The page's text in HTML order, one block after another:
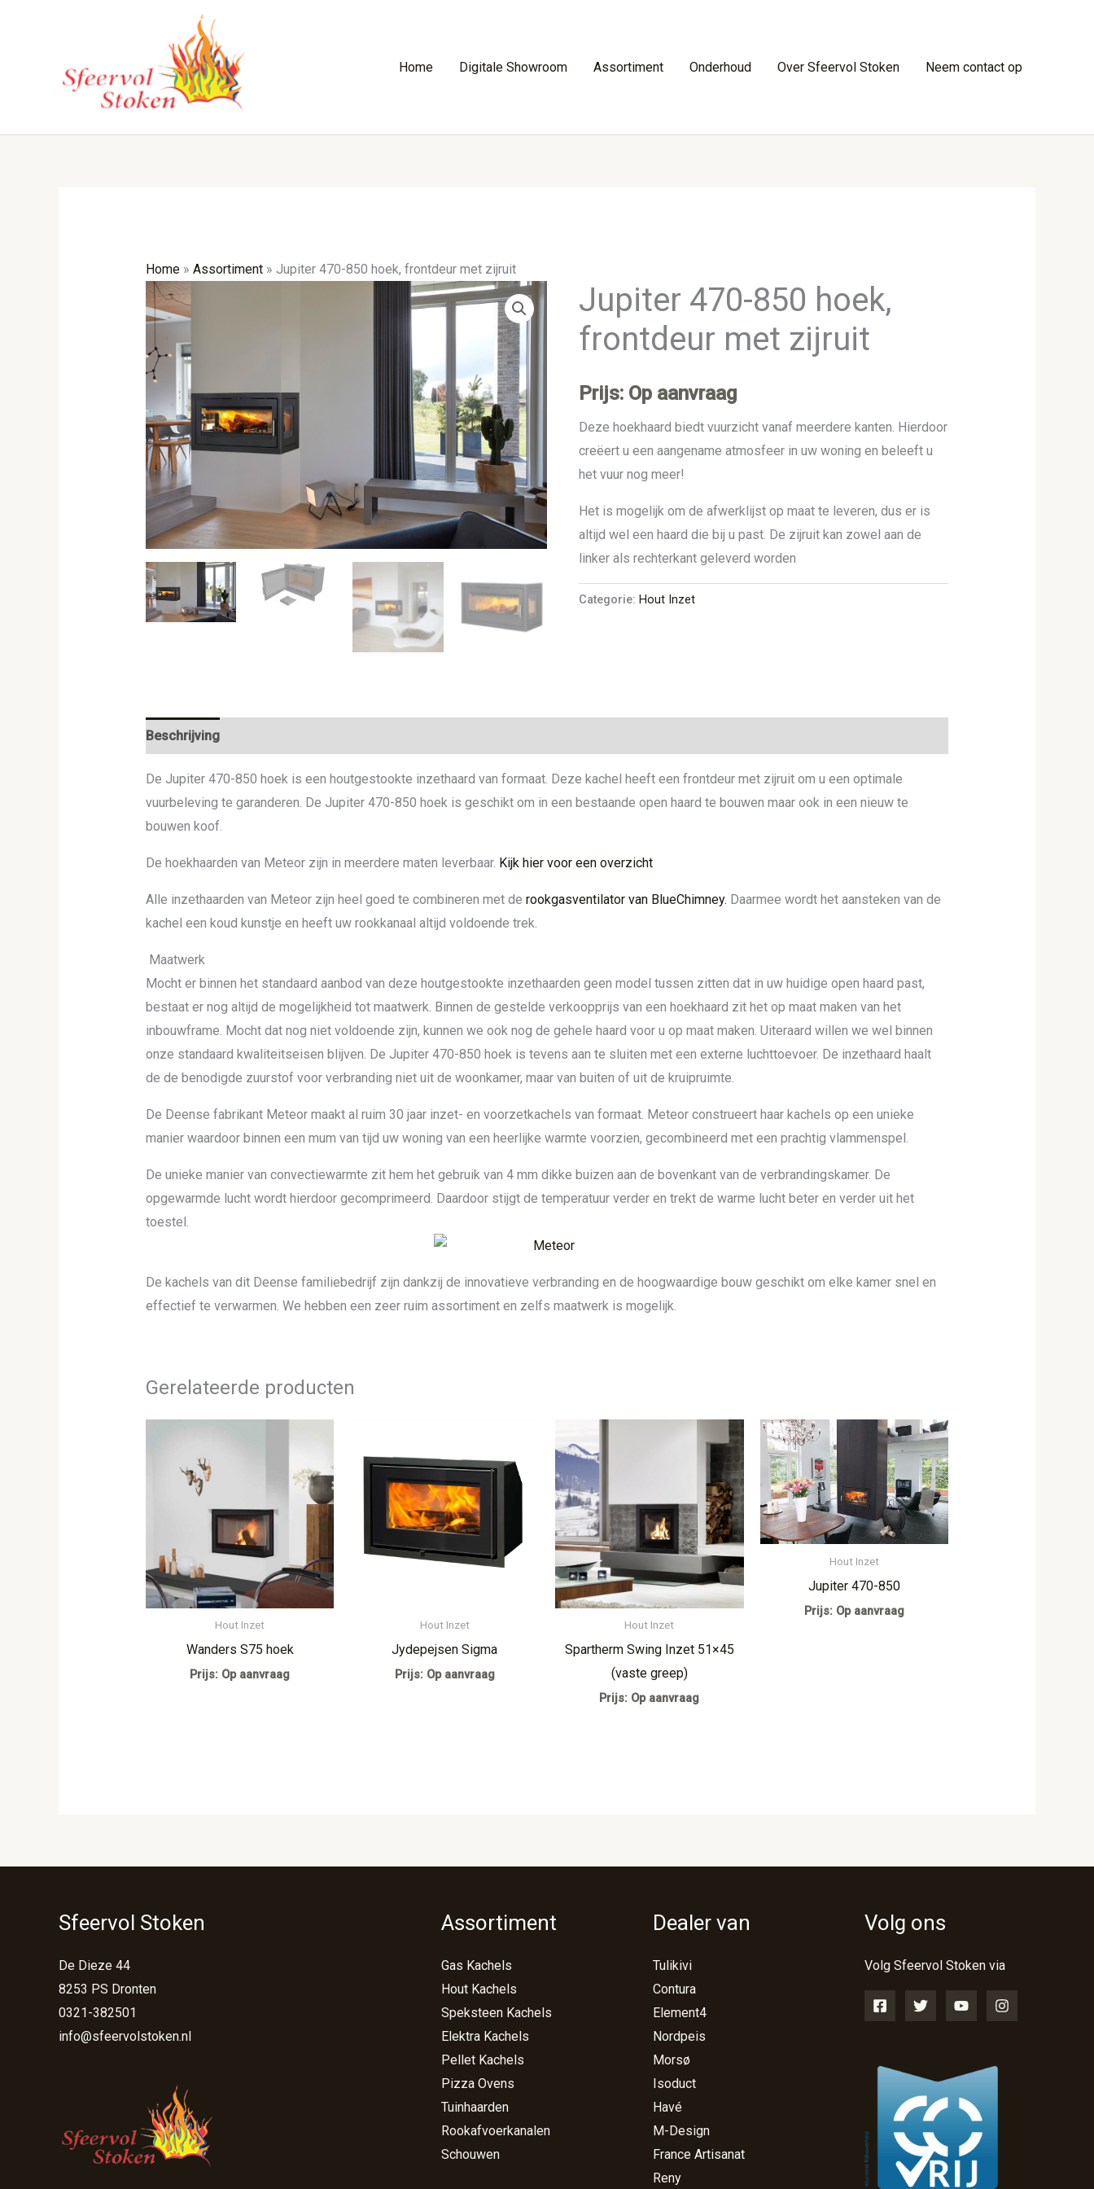
Home Digitale Showroom Assortiment Onderhoud Over Sfeervol Stoken Neem contact op
Home» Assortiment» Jupiter 470-850 hoek, frontdeur met zijruit
Jupiter 470-850 hoek,
frontdeur met zijruit
Prijs: Op aanvraag
Deze hoekhaard biedt vuurzicht vanaf meerdere kanten. Hierdoor
creëert u een aangename atmosfeer in uw woning en beleeft u
het vuur nog meer!
Het is mogelijk om de afwerklijst op maat te leveren, dus er is
altijd wel een haard die bij u past. De zijruit kan zowel aan de
linker als rechterkant geleverd worden
Categorie: Hout Inzet
Beschrijving
De Jupiter 470-850 hoek is een houtgestookte inzethaard van formaat. Deze kachel heeft een frontdeur met zijruit om u een optimale
vuurbeleving te garanderen. De Jupiter 470-850 hoek is geschikt om in een bestaande open haard te bouwen maar ook in een nieuw te
bouwen koof.
De hoekhaarden van Meteor zijn in meerdere maten leverbaar. Kijk hier voor een overzicht
Alle inzethaarden van Meteor zijn heel goed te combineren met de rookgasventilator van BlueChimney. Daarmee wordt het aansteken van de
kachel een koud kunstje en heeft uw rookkanaal altijd voldoende trek.
Maatwerk
Mocht er binnen het standaard aanbod van deze houtgestookte inzethaarden geen model tussen zitten dat in uw huidige open haard past,
bestaat er nog altijd de mogelijkheid tot maatwerk. Binnen de gestelde verkoopprijs van een hoekhaard zit het op maat maken van het
inbouwframe. Mocht dat nog niet voldoende zijn, kunnen we ook nog de gehele haard voor u op maat maken. Uiteraard willen we wel binnen
onze standaard kwaliteitseisen blijven. De Jupiter 470-850 hoek is tevens aan te sluiten met een externe luchttoevoer. De inzethaard haalt
de de benodigde zuurstof voor verbranding niet uit de woonkamer, maar van buiten of uit de kruipruimte.
De Deense fabrikant Meteor maakt al ruim 30 jaar inzet- en voorzetkachels van formaat. Meteor construeert haar kachels op een unieke
manier waardoor binnen een mum van tijd uw woning van een heerlijke warmte voorzien, gecombineerd met een prachtig vlammenspel.
De unieke manier van convectiewarmte zit hem het gebruik van 4 mm dikke buizen aan de bovenkant van de verbrandingskamer. De
opgewarmde lucht wordt hierdoor gecomprimeerd. Daardoor stijgt de temperatuur verder en trekt de warme lucht beter en verder uit het
toestel.
De kachels van dit Deense familiebedrijf zijn dankzij de innovatieve verbranding en de hoogwaardige bouw geschikt om elke kamer snel en
effectief te verwarmen. We hebben een zeer ruim assortiment en zelfs maatwerk is mogelijk.
Gerelateerde producten
Hout Inzet
Wanders S75 hoek
Prijs: Op aanvraag
Hout Inzet
Jydepejsen Sigma
Prijs: Op aanvraag
Hout Inzet
Spartherm Swing Inzet 51×45
(vaste greep)
Prijs: Op aanvraag
Hout Inzet
Jupiter 470-850
Prijs: Op aanvraag
Sfeervol Stoken
De Dieze 44
8253 PS Dronten
0321-382501
info@sfeervolstoken.nl
Assortiment
Gas Kachels
Hout Kachels
Speksteen Kachels
Elektra Kachels
Pellet Kachels
Pizza Ovens
Tuinhaarden
Rookafvoerkanalen
Schouwen
Dealer van
Tulikivi
Contura
Element4
Nordpeis
Morsø
Isoduct
Havé
M-Design
France Artisanat
Reny
Volg ons
Volg Sfeervol Stoken via